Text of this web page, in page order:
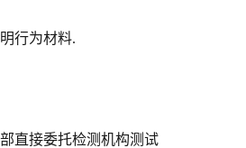
行为材料.
直接委托检测机构测试